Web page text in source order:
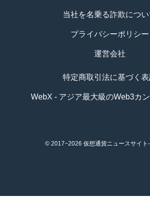
当社を名乗る詐欺につい
プライバシーポリシー
運営会社
特定商取引法に基づく
WebX - アジア最大級のWeb3カ
© 2017−2026 仮想通貨ニュースサイ